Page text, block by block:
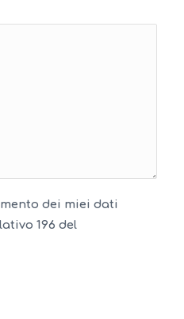
dei miei dati
196 del